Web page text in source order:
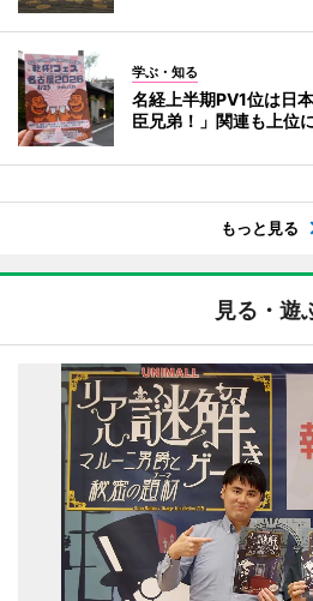
学ぶ・知る
名経上半期PV1位は日
臣兄弟！」関連も上位
もっと見る
見る・遊